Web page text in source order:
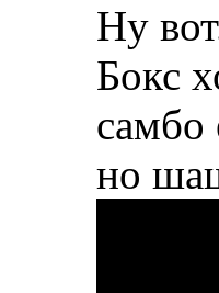
Ну
Бокс
но